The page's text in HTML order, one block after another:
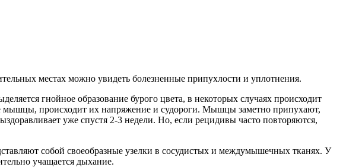
местах можно увидеть болезненные припухлости и уплотнения.
гнойное образование бурого цвета, в некоторых случаях происходит
мышцы, происходит их напряжение и судороги. Мышцы заметно припухают,
уже спустя 2-3 недели. Но, если рецидивы часто повторяются,
собой своеобразные узелки в сосудистых и междумышечных тканях. У
учащается дыхание.